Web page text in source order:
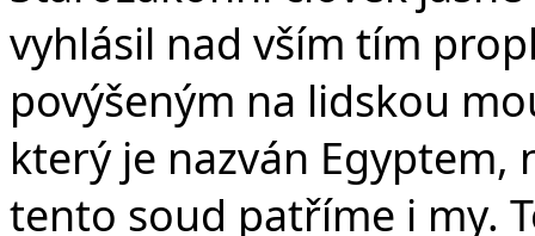
vyhlásil nad vším tím
povýšeným na lidskou
který je nazván
tento soud patříme i my.